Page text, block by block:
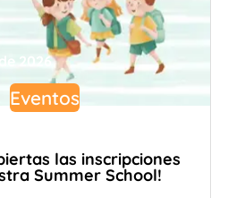
2026
Eventos
las inscripciones
Summer School!